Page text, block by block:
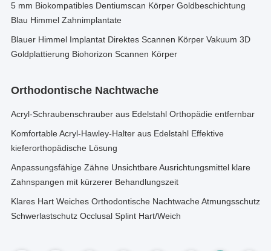
5 mm Biokompatibles Dentiumscan Körper Goldbeschichtung
Blau Himmel Zahnimplantate
Blauer Himmel Implantat Direktes Scannen Körper Vakuum 3D
Goldplattierung Biohorizon Scannen Körper
Orthodontische Nachtwache
Acryl-Schraubenschrauber aus Edelstahl Orthopädie entfernbar
Komfortable Acryl-Hawley-Halter aus Edelstahl Effektive
kieferorthopädische Lösung
Anpassungsfähige Zähne Unsichtbare Ausrichtungsmittel klare
Zahnspangen mit kürzerer Behandlungszeit
Klares Hart Weiches Orthodontische Nachtwache Atmungsschutz
Schwerlastschutz Occlusal Splint Hart/Weich